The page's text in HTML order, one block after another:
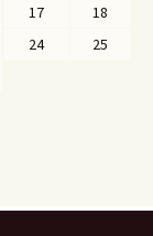
17
18
24
25